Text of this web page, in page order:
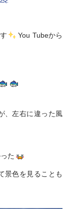
You Tubeから
、左右に違った風
た
景色を見ることも